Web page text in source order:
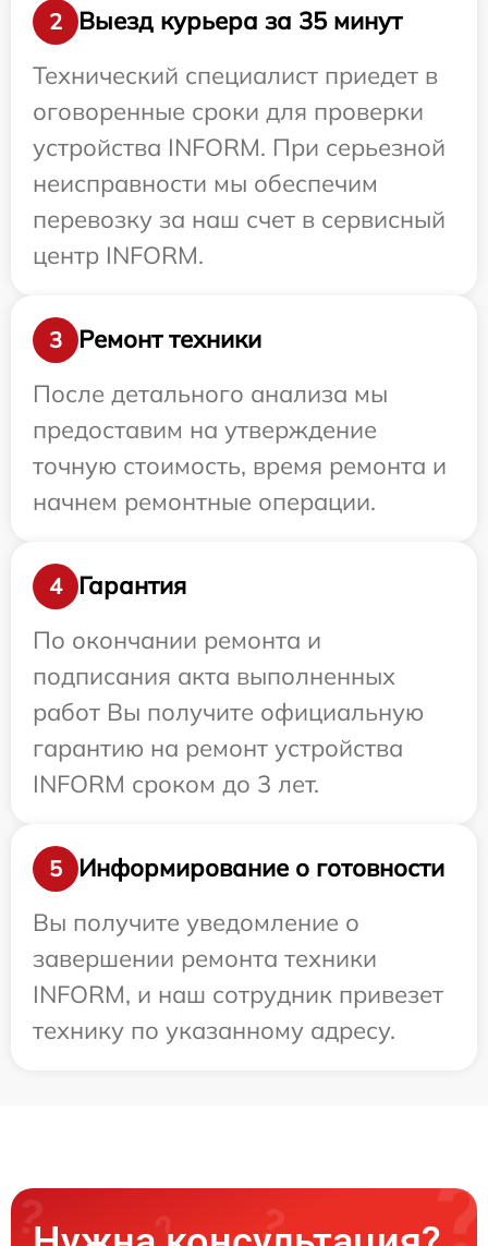
2
Выезд курьера за 35 минут
Технический специалист приедет в
оговоренные сроки для проверки
устройства INFORM. При серьезной
неисправности мы обеспечим
перевозку за наш счет в сервисный
центр INFORM.
3
Ремонт техники
После детального анализа мы
предоставим на утверждение
точную стоимость, время ремонта и
начнем ремонтные операции.
4
Гарантия
По окончании ремонта и
подписания акта выполненных
работ Вы получите официальную
гарантию на ремонт устройства
INFORM сроком до 3 лет.
5
Информирование о готовности
Вы получите уведомление о
завершении ремонта техники
INFORM, и наш сотрудник привезет
технику по указанному адресу.